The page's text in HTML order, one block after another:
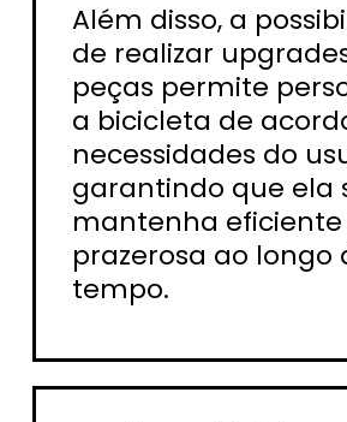
Além disso, a
de realizar
peças permite
a bicicleta de
necessidades do
garantindo que ela
mantenha eficiente
prazerosa ao longo
tempo.